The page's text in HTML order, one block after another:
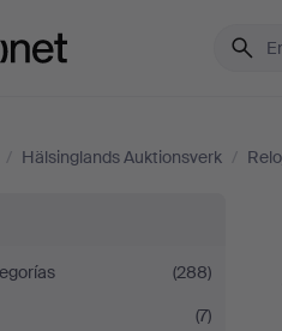
/ Hälsinglands Auktionsverk /
(288)
(7)